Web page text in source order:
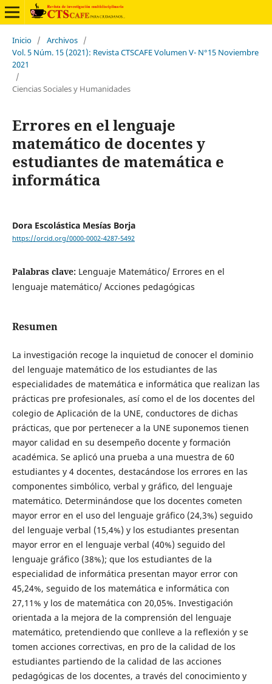
Inicio / Archivos /
Vol. 5 Núm. 15 (2021): Revista CTSCAFE Volumen V- N°15 Noviembre
2021
/
Ciencias Sociales y Humanidades
Errores en el lenguaje
matemático de docentes y
estudiantes de matemática e
informática
Dora Escolástica Mesías Borja
https://orcid.org/0000-0002-4287-5492
Palabras clave: Lenguaje Matemático/ Errores en el
lenguaje matemático/ Acciones pedagógicas
Resumen
La investigación recoge la inquietud de conocer el dominio
del lenguaje matemático de los estudiantes de las
especialidades de matemática e informática que realizan las
prácticas pre profesionales, así como el de los docentes del
colegio de Aplicación de la UNE, conductores de dichas
prácticas, que por pertenecer a la UNE suponemos tienen
mayor calidad en su desempeño docente y formación
académica. Se aplicó una prueba a una muestra de 60
estudiantes y 4 docentes, destacándose los errores en las
componentes simbólico, verbal y gráfico, del lenguaje
matemático. Determinándose que los docentes cometen
mayor error en el uso del lenguaje gráfico (24,3%) seguido
del lenguaje verbal (15,4%) y los estudiantes presentan
mayor error en el lenguaje verbal (40%) seguido del
lenguaje gráfico (38%); que los estudiantes de la
especialidad de informática presentan mayor error con
45,24%, seguido de los matemática e informática con
27,11% y los de matemática con 20,05%. Investigación
orientada a la mejora de la comprensión del lenguaje
matemático, pretendiendo que conlleve a la reflexión y se
tomen acciones correctivas, en pro de la calidad de los
estudiantes partiendo de la calidad de las acciones
pedagógicas de los docentes, a través del conocimiento y